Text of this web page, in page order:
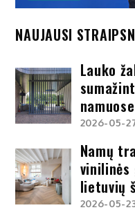
NAUJAUSI
Lauko
2026-05-
Namų
vinilinės
lietuvių
2026-05-